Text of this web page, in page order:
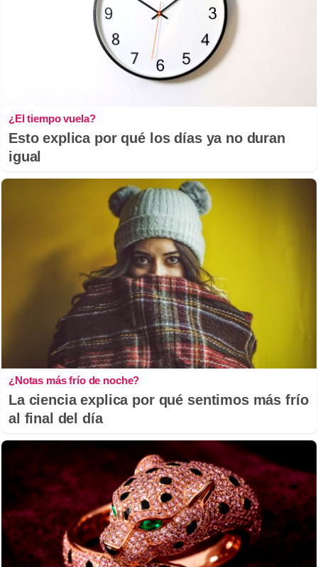
¿El tiempo vuela?
Esto explica por qué los días ya no duran
igual
¿Notas más frío de noche?
La ciencia explica por qué sentimos más frío
al final del día